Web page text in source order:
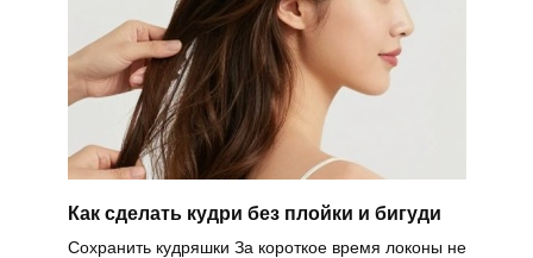
Как сделать кудри без плойки и бигуди
Сохранить кудряшки За короткое время локоны не